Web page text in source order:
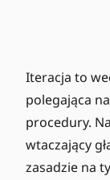
Iteracja to
polegająca
procedury.
wtaczający
zasadzie na